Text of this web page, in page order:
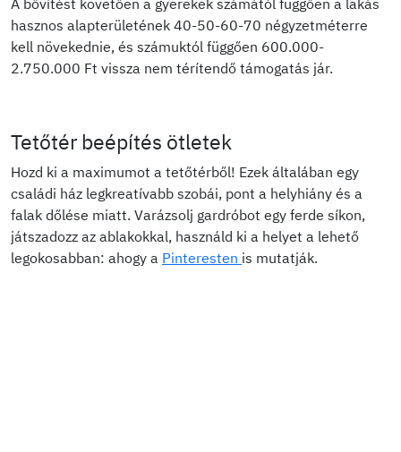
A bővítést követően a gyerekek számától függően a lakás
hasznos alapterületének 40-50-60-70 négyzetméterre
kell növekednie, és számuktól függően 600.000-
2.750.000 Ft vissza nem térítendő támogatás jár.
Tetőtér beépítés ötletek
Hozd ki a maximumot a tetőtérből! Ezek általában egy
családi ház legkreatívabb szobái, pont a helyhiány és a
falak dőlése miatt. Varázsolj gardróbot egy ferde síkon,
játszadozz az ablakokkal, használd ki a helyet a lehető
legokosabban: ahogy a Pinteresten is mutatják.